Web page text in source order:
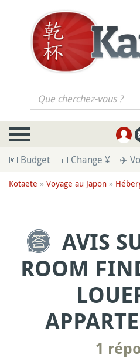
Que cherchez-vous ?
💶 Budget 💴 Change ¥ ✈️
Kotaete » Voyage au Japon »
AVIS
ROOM
1